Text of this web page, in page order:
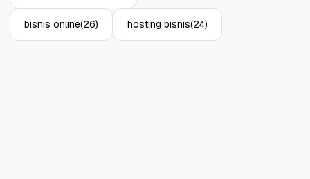
bisnis online(26) hosting bisnis(24)